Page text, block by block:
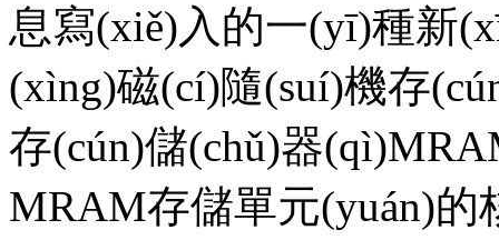
息寫(xiě)入的一(yī)種新
(xìng)磁(cí)隨(suí)機存
存(cún)儲(chǔ)器
MRAM存儲單元(yuán)的